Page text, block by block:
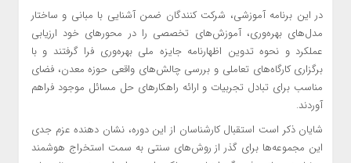
در این برنامه آموزشی، شرکت کنندگان ضمن آشنایی با مبانی و ساختار
مدل‌های بهره‌وری، آموزش‌های تخصصی را در محورهای خود ارزیابی
عملکرد و نحوه تدوین اظهارنامه جایزه ملی بهره‌وری فرا گرفتند و با
برگزاری کارگاه‌های تعاملی و بررسی چالش‌های واقعی حوزه معدن، فضای
مناسب برای تبادل تجربیات و ارائه راهکارهای حل مسائل موجود فراهم
آوردند.
شایان ذکر است استقبال کارشناسان از این دوره، نشان دهنده عزم جدی
این مجموعه‌ها برای گذر از روش‌های سنتی به سمت استخراج هوشمند